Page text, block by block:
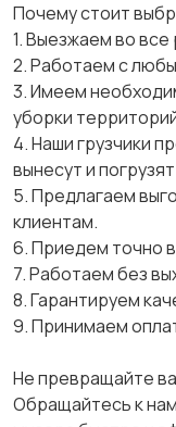
Почему стоит
1. Выезжаем во
2. Работаем с
3. Имеем
уборки
4. Наши грузчики
вынесут и
5. Предлагаем
клиентам.
6. Приедем точно
7. Работаем без
8. Гарантируем
9. Принимаем
Не превращайте
Обращайтесь к